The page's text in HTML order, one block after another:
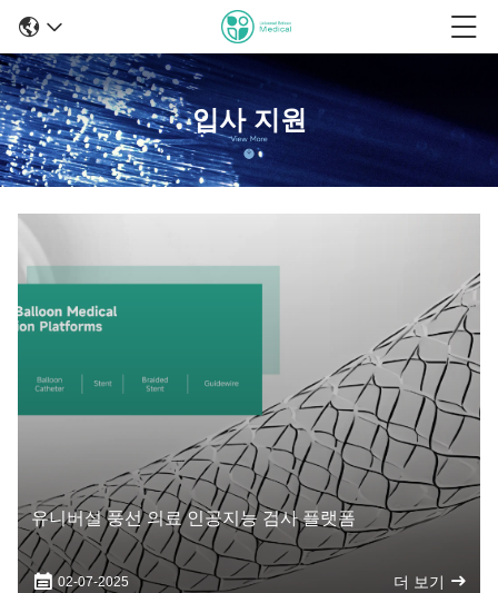
입사 지원
유니버설 풍선 의료 인공지능 검사 플랫폼
02-07-2025 더 보기